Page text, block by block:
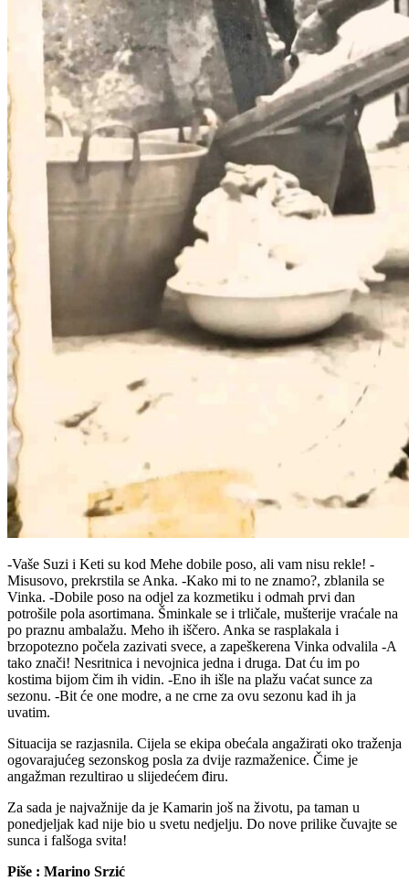
-Vaše Suzi i Keti su kod Mehe dobile poso, ali vam nisu rekle! -
Misusovo, prekrstila se Anka. -Kako mi to ne znamo?, zblanila se
Vinka. -Dobile poso na odjel za kozmetiku i odmah prvi dan
potrošile pola asortimana. Šminkale se i trličale, mušterije vraćale na
po praznu ambalažu. Meho ih iščero. Anka se rasplakala i
brzopotezno počela zazivati svece, a zapeškerena Vinka odvalila -A
tako znači! Nesritnica i nevojnica jedna i druga. Dat ću im po
kostima bijom čim ih vidin. -Eno ih išle na plažu vaćat sunce za
sezonu. -Bit će one modre, a ne crne za ovu sezonu kad ih ja
uvatim.
Situacija se razjasnila. Cijela se ekipa obećala angažirati oko traženja
ogovarajućeg sezonskog posla za dvije razmaženice. Čime je
angažman rezultirao u slijedećem điru.
Za sada je najvažnije da je Kamarin još na životu, pa taman u
ponedjeljak kad nije bio u svetu nedjelju. Do nove prilike čuvajte se
sunca i falšoga svita!
Piše : Marino Srzić